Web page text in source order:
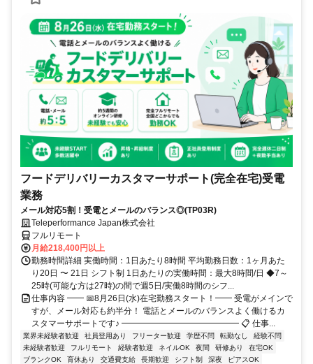
フードデリバリーカスタマーサポート(完全在宅)受電
業務
メール対応5割！受電とメールのバランス◎(TP03R)
Teleperformance Japan株式会社
フルリモート
月給218,400円以上
勤務時間詳細 実働時間：1日あたり8時間 平均勤務日数：1ヶ月あた
り20日 〜 21日 シフト制 1日あたりの実働時間：最大8時間/日 ◆7～
25時(可能な方は27時)の間で週5日/実働8時間のシフ...
仕事内容 ━━ 📅8月26日(水)在宅勤務スタート！━━ 受電がメインで
すが、メール対応も約半分！ 電話とメールのバランスよく働けるカ
スタマーサポートです♪ ━━━━━━━━━━━━━━ 📋 仕事...
業界未経験者歓迎 社員登用あり フリーター歓迎 学歴不問 転勤なし
経験不問
未経験者歓迎
フルリモート 経験者歓迎 ネイルOK 夜間 研修あり
在宅OK
ブランクOK
育休あり 交通費支給 長期歓迎 シフト制 深夜 ピアスOK